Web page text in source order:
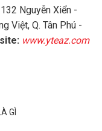
Nguyễn Xiển -
Việt, Q. Tân Phú -
www.yteaz.com
GÌ